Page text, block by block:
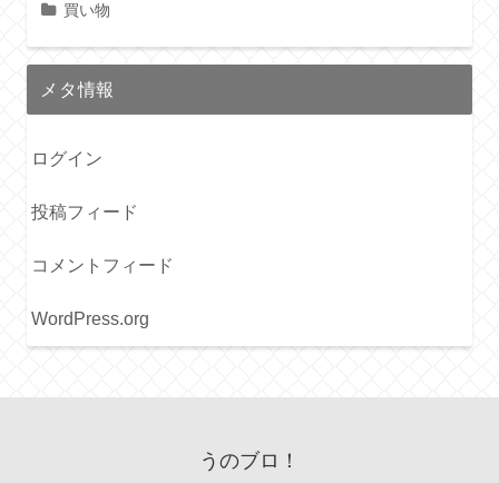
買い物
メタ情報
ログイン
投稿フィード
コメントフィード
WordPress.org
うのブロ！